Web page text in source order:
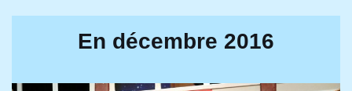
En décembre 2016